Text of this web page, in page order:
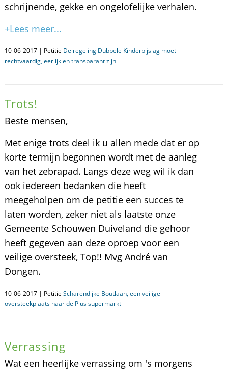
schrijnende, gekke en ongelofelijke verhalen.
+Lees meer...
10-06-2017 | Petitie De regeling Dubbele Kinderbijslag moet
rechtvaardig, eerlijk en transparant zijn
Trots!
Beste mensen,
Met enige trots deel ik u allen mede dat er op
korte termijn begonnen wordt met de aanleg
van het zebrapad. Langs deze weg wil ik dan
ook iedereen bedanken die heeft
meegeholpen om de petitie een succes te
laten worden, zeker niet als laatste onze
Gemeente Schouwen Duiveland die gehoor
heeft gegeven aan deze oproep voor een
veilige oversteek, Top!! Mvg André van
Dongen.
10-06-2017 | Petitie Scharendijke Boutlaan, een veilige
oversteekplaats naar de Plus supermarkt
Verrassing
Wat een heerlijke verrassing om 's morgens